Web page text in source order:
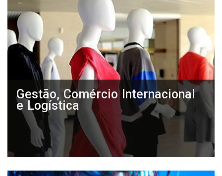
Gestão, Comércio Internacional
e Logística